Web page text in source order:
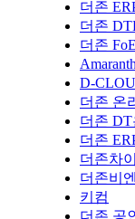
더존
더존
더존
D-
더존 온
더존
더존
더존차
더존비
키컴
더존 공